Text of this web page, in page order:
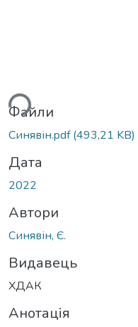
Файли
Синявін.pdf(493,21 KB)
Дата
2022
Автори
Синявін, Є.
Видавець
ХДАК
Анотація